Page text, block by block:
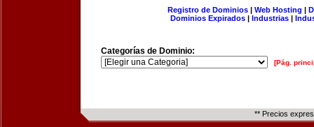
Registro de Dominios| Web Hosting |
Dominios Expirados | Industrias |
Categorías de Dominio:
[Pág.
** Precios